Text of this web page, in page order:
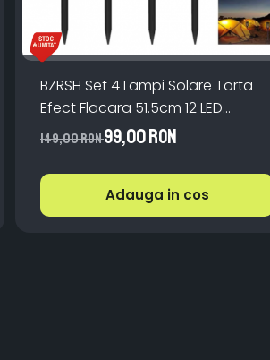
BZRSH Set 4 Lampi Solare Torta
Efect Flacara 51.5cm 12 LED
Gradina Alee
149,00 RON99,00 RON
Adauga in cos